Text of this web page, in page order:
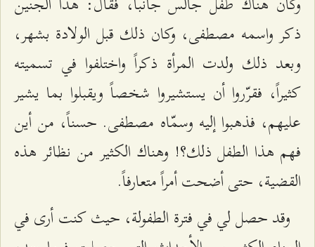
ذكر واسمه مصطفى، وكان ذلك قبل الولادة بشهر،
وبعد ذلك ولدت المرأة ذكراً واختلفوا في تسميته
كثيراً، فقرّروا أن يستشيروا شخصاً ويقبلوا بما يشير
عليهم، فذهبوا إليه وسمّاه مصطفى. حسناً، من أين
فهم هذا الطفل ذلك؟! وهناك الكثير من نظائر هذه
القضية، حتى أضحت أمراً متعارفاً.
وقد حصل لي في فترة الطفولة، حيث كنت أرى في